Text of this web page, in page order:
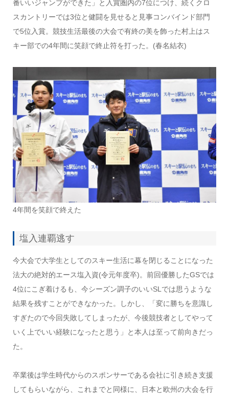
番いいジャンプができた」と入賞圏内の7位につけ、続くクロ
スカントリーでは3位と健闘を見せると見事コンバインド部門
で5位入賞。競技生活最後の大会で有終の美を飾った村上はス
キー部での4年間に笑顔で終止符を打った。(春名結衣)
4年間を笑顔で終えた
塩入連覇逃す
今大会で大学生としてのスキー生活に幕を閉じることになった
法大の絶対的エース塩入資(令元年度卒)。前回優勝したGSでは
4位にこぎ着けるも、今シーズン調子のいいSLでは思うような
結果を残すことができなかった。しかし、「変に勝ちを意識し
すぎたので今回失敗してしまったが、今後競技者としてやって
いく上でいい経験になったと思う」と本人は至って前向きだっ
た。
卒業後は学生時代からのスポンサーである会社に引き続き支援
してもらいながら、これまでと同様に、日本と欧州の大会を行